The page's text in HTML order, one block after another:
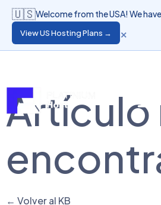
🇺🇸Welcome from the USA! We
View US Hosting Plans → ×
Artículo
← Volver al KB